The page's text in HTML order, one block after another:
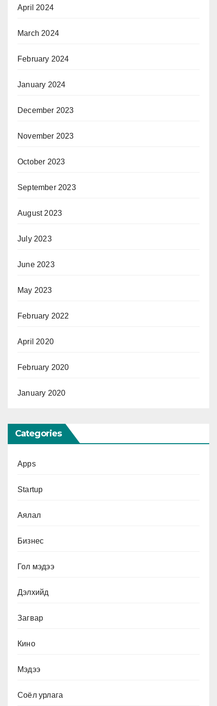
April 2024
March 2024
February 2024
January 2024
December 2023
November 2023
October 2023
September 2023
August 2023
July 2023
June 2023
May 2023
February 2022
April 2020
February 2020
January 2020
Categories
Apps
Startup
Аялал
Бизнес
Гол мэдээ
Дэлхийд
Загвар
Кино
Мэдээ
Соёл урлага